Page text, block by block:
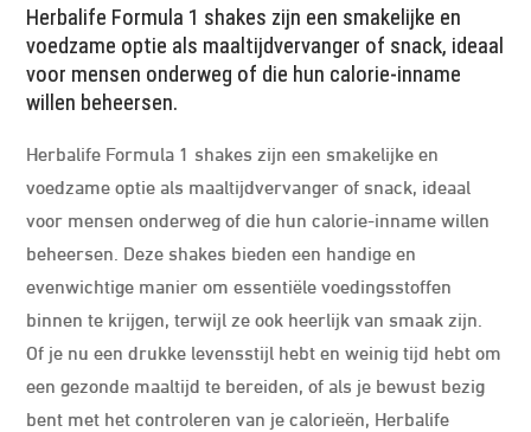
Herbalife Formula 1 shakes zijn een smakelijke en
voedzame optie als maaltijdvervanger of snack, ideaal
voor mensen onderweg of die hun calorie-inname
willen beheersen.
Herbalife Formula 1 shakes zijn een smakelijke en
voedzame optie als maaltijdvervanger of snack, ideaal
voor mensen onderweg of die hun calorie-inname willen
beheersen. Deze shakes bieden een handige en
evenwichtige manier om essentiële voedingsstoffen
binnen te krijgen, terwijl ze ook heerlijk van smaak zijn.
Of je nu een drukke levensstijl hebt en weinig tijd hebt om
een gezonde maaltijd te bereiden, of als je bewust bezig
bent met het controleren van je calorieën, Herbalife